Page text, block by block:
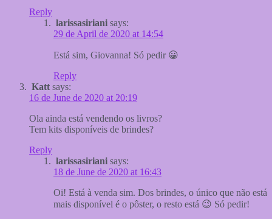
Reply
larissasiriani says:
29 de April de 2020 at 14:54
Está sim, Giovanna! Só pedir 😀
Reply
Katt says:
16 de June de 2020 at 20:19
Ola ainda está vendendo os livros?
Tem kits disponíveis de brindes?
Reply
larissasiriani says:
18 de June de 2020 at 16:43
Oi! Está à venda sim. Dos brindes, o único que não está
mais disponível é o pôster, o resto está 😉 Só pedir!